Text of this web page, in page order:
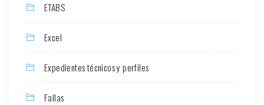
ETABS
Excel
Expedientes técnicos y perfiles
Fallas